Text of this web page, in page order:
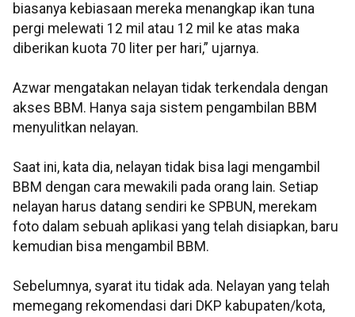
biasanya kebiasaan mereka menangkap ikan tuna
pergi melewati 12 mil atau 12 mil ke atas maka
diberikan kuota 70 liter per hari,” ujarnya.
Azwar mengatakan nelayan tidak terkendala dengan
akses BBM. Hanya saja sistem pengambilan BBM
menyulitkan nelayan.
Saat ini, kata dia, nelayan tidak bisa lagi mengambil
BBM dengan cara mewakili pada orang lain. Setiap
nelayan harus datang sendiri ke SPBUN, merekam
foto dalam sebuah aplikasi yang telah disiapkan, baru
kemudian bisa mengambil BBM.
Sebelumnya, syarat itu tidak ada. Nelayan yang telah
memegang rekomendasi dari DKP kabupaten/kota,